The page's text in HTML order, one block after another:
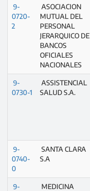
9-
0720-
2
ASOCIACION
MUTUAL DEL
PERSONAL
JERARQUICO DE
BANCOS
OFICIALES
NACIONALES
9-
0730-1
ASSISTENCIAL
SALUD S.A.
9-
0740-
0
SANTA CLARA
S.A
9-
MEDICINA